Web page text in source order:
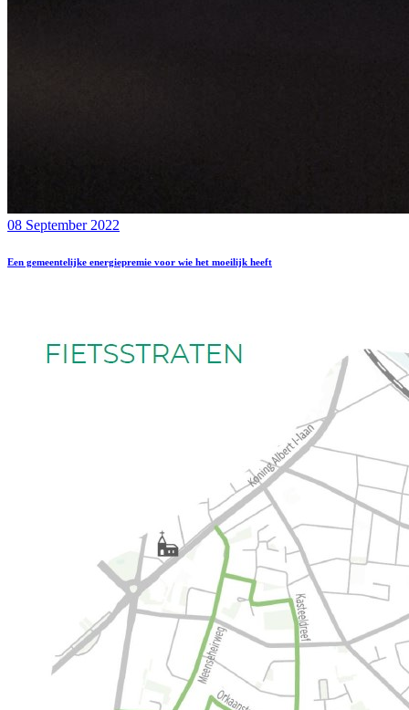
08 September 2022
Een gemeentelijke energiepremie voor wie het moeilijk heeft